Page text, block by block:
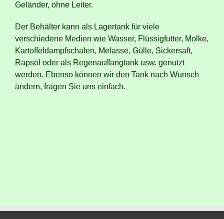
Geländer, ohne Leiter.
Der Behälter kann als Lagertank für viele
verschiedene Medien wie Wasser, Flüssigfutter, Molke,
Kartoffeldampfschalen, Melasse, Gülle, Sickersaft,
Rapsöl oder als Regenauffangtank usw. genutzt
werden. Ebenso können wir den Tank nach Wunsch
ändern, fragen Sie uns einfach.